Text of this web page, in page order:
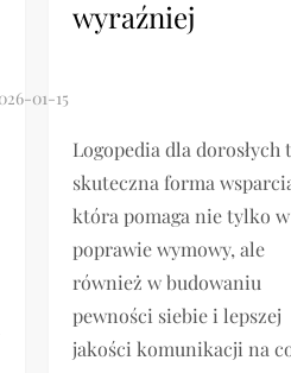
wyraźniej
Logopedia dla dorosłych
skuteczna forma
która pomaga nie tylko w
poprawie wymowy, ale
również w budowaniu
pewności siebie i lepszej
jakości komunikacji na